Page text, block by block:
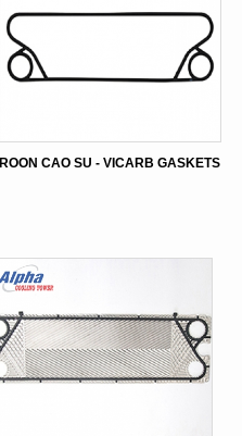
ROON CAO SU - VICARB GASKETS